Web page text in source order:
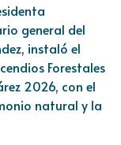
general del
instaló el
Forestales
2026, con el
natural y la